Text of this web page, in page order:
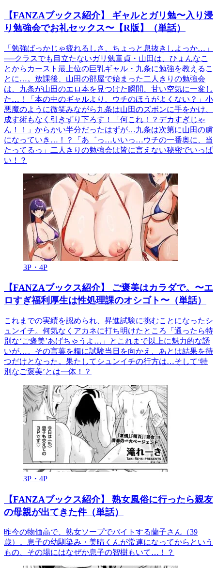
【FANZAブックス紹介】 ギャルとガリ勉〜入り浸
り勉強会でお礼セックス〜【R版】（単話）
「勉強ばっかじゃ疲れるしさ、ちょっと息抜きしよっか…」
──クラスでも目立たないガリ勉童貞・山田は、ひょんなこ
とからカースト最上位の巨乳ギャル・九条に勉強を教えるこ
とに…。放課後、山田の部屋で始まった二人きりの勉強会
は、九条が山田のエロ本を見つけた瞬間、甘い空気に一変し
た…！「本の中のギャルより、ウチのほうがよくない？」小
悪魔のように微笑みながら九条は山田のズボンに手をかけ、
成す術もなく引きずり下ろす！「何これ！？デカすぎじゃ
ん！！」からかい半分だったはずが…九条は次第に山田の虜
になっていき…！？「あ゛っ…いいっ…ウチの一番奥に、当
たってるっ」二人きりの勉強会は皆に言えない秘密でいっぱ
い！？
3P・4P
【FANZAブックス紹介】 ご褒美はカラダで。〜エ
ロすぎ福利厚生は性処理課のオシゴト〜（単話）
これまでの実績を認められ、昇進試験に挑むことになったシ
ュンイチ。何気なくアカネに打ち明けたところ「通ったら特
別な‘ご褒美’あげちゃうよ…」とこれまで以上に魅力的な誘
いが…。その言葉を糧に試験当日を向かえ、あとは結果を待
つだけとなった。果たしてシュンイチの行方は…そして‘特
別なご褒美’とは一体！？
3P・4P
【FANZAブックス紹介】 熟女風俗に行ったら親友
の母親が出てきた件（単話）
昨今の物価高で、熟女ソープでバイトする蘭子さん（39
歳）。息子の幼馴染み・美晴くんが常連になってからという
もの、その場にはなぜか息子の智樹もいて…！？